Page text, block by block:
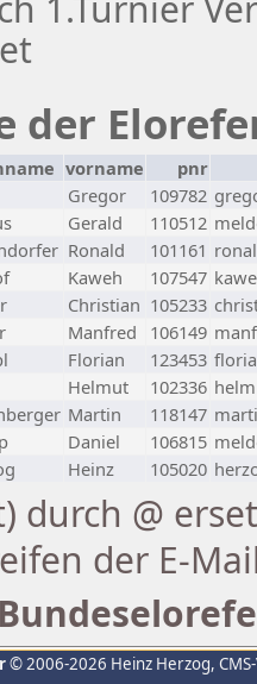
der
vorname
pnr
Gregor 109782
Gerald 110512
Ronald 101161
Kaweh 107547
Christian 105233
Manfred 106149
Florian 123453
Helmut 102336
Martin 118147
Daniel 106815
Heinz 105020
durch @
der E-
© 2006-2026 Heinz Herzog,